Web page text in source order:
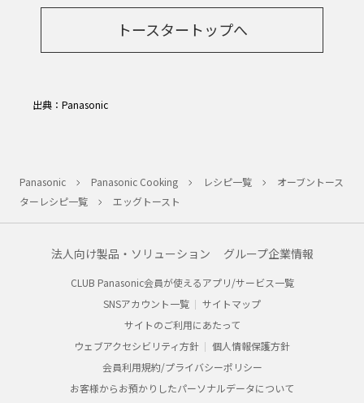
トースタートップへ
出典：Panasonic
Panasonic Panasonic Cooking レシピ一覧
オーブントース
ターレシピ一覧
エッグトースト
法人向け製品・ソリューション グループ企業情報
CLUB Panasonic会員が使えるアプリ/サービス一覧
SNSアカウント一覧
サイトマップ
サイトのご利用にあたって
ウェブアクセシビリティ方針
個人情報保護方針
会員利用規約/プライバシーポリシー
お客様からお預かりしたパーソナルデータについて